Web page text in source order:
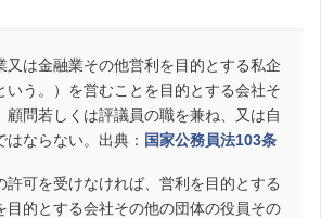
又は金融業その他営利を目的とする私企
いう。）を営むことを目的とする会社そ
顧問若しくは評議員の職を兼ね、又は自
ならない。出典： 国家公務員法103条
許可を受けなければ、営利を目的とする
目的とする会社その他の団体の役員その